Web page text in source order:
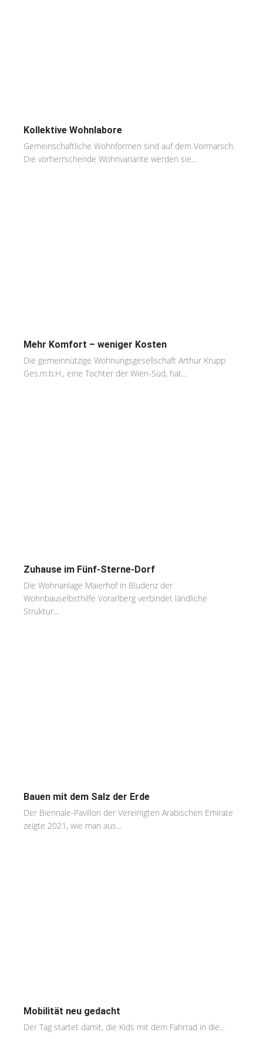
Kollektive Wohnlabore
Gemeinschaftliche Wohnformen sind auf dem Vormarsch.
Die vorherrschende Wohnvariante werden sie...
Mehr Komfort – weniger Kosten
Die gemeinnützige Wohnungsgesellschaft Arthur Krupp
Ges.m.b.H., eine Tochter der Wien-Süd, hat...
Zuhause im Fünf-Sterne-Dorf
Die Wohnanlage Maierhof in Bludenz der
Wohnbauselbsthilfe Vorarlberg verbindet ländliche
Struktur...
Bauen mit dem Salz der Erde
Der Biennale-Pavillon der Vereinigten Arabischen Emirate
zeigte 2021, wie man aus...
Mobilität neu gedacht
Der Tag startet damit, die Kids mit dem Fahrrad in die...